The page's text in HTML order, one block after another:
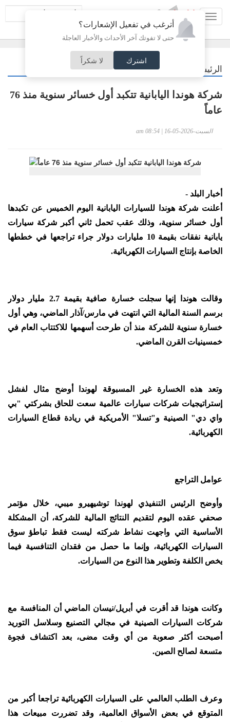
أترغب في تفعيل الإشعارات؟
حتى لا تفوتك آخر الأحداث والأخبار العاجلة
اشترك لا شكراً
الرئيسية
شركة هوندا اليابانية تتكبد أول خسائر سنوية منذ 76
عاماً
السبت-2026-05-16 | 08:54 am
أخبار البلد -
أعلنت شركة هوندا للسيارات اليابانية اليوم الخميس عن تكبدها
أول خسائر سنوية، وذلك عقب تحمل ثاني أكبر شركة سيارات
يابانية نفقات بقيمة 10 مليارات دولار جراء تراجعها في خططها
الخاصة بإنتاج السيارات الكهربائية.
وقالت هوندا إنها سجلت خسارة صافية بقيمة 2.7 مليار دولار
برسم السنة المالية التي انتهت في مارس/آذار الماضي، وهي أول
خسارة سنوية للشركة منذ أن طرحت أسهمها للاكتتاب العام في
خمسينيات القرن الماضي.
وتعد هذه الخسارة غير المسبوقة لهوندا أوضح مثال لفشل
إستراتيجيات شركات سيارات عالمية سعت للحاق بشركتي "بي
واي دي" الصينية و"تسلا" الأمريكية في ريادة قطاع السيارات
الكهربائية.
عوامل التراجع
وأوضح الرئيس التنفيذي لهوندا توشيهيرو ميبي، خلال مؤتمر
صحفي عقده اليوم لتقديم النتائج المالية للشركة، أن المشكلة
الأساسية التي واجهت نشاط شركته ليست فقط تباطؤ سوق
السيارات الكهربائية، وإنما ما حصل من فقدان التنافسية فيما
يخص الكلفة وتطوير هذا النوع من السيارات.
وكانت هوندا قد أقرت في أبريل/نيسان الماضي أن المنافسة مع
شركات السيارات الصينية في مجالي التصنيع وسلاسل التوريد
أصبحت أكثر صعوبة من أي وقت مضى، بعد اكتشاف فجوة
متسعة لصالح الصين.
وعرف الطلب العالمي على السيارات الكهربائية تراجعا أكبر من
المتوقع في بعض الأسواق العالمية، وقد تضررت مبيعات هذا